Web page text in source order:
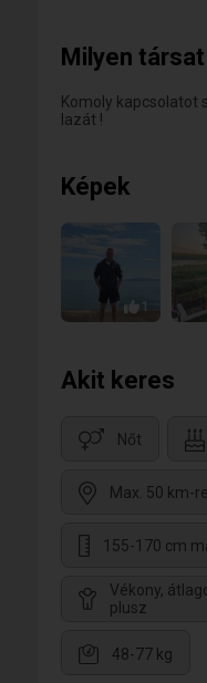
Milyen
Komoly kapcsolatot
lazát !
Képek
1
Akit keres
Nőt
Max. 50 km-
155-170 cm
Vékony,
plusz
48-77 kg